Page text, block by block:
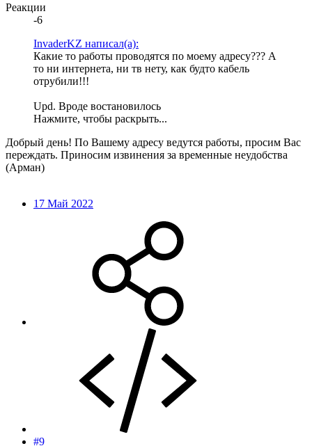
Реакции
-6
InvaderKZ написал(а):
Какие то работы проводятся по моему адресу??? А
то ни интернета, ни тв нету, как будто кабель
отрубили!!!
Upd. Вроде востановилось
Нажмите, чтобы раскрыть...
Добрый день! По Вашему адресу ведутся работы, просим Вас
переждать. Приносим извинения за временные неудобства
(Арман)
17 Май 2022
#9